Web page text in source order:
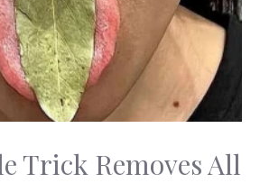
Trick Removes All